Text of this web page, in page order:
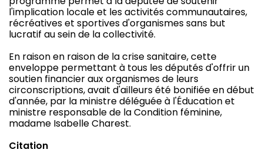
l'implication locale et les activités communautaires,
récréatives et sportives d'organismes sans but
lucratif au sein de la collectivité.
En raison en raison de la crise sanitaire, cette
enveloppe permettant à tous les députés d'offrir un
soutien financier aux organismes de leurs
circonscriptions, avait d'ailleurs été bonifiée en début
d'année, par la ministre déléguée à l'Éducation et
ministre responsable de la Condition féminine,
madame Isabelle Charest.
Citation